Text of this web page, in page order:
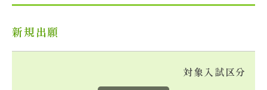
新規出願
対象入試区分